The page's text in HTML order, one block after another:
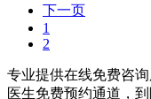
下一页
1
2
专业提供在线免费咨
医生免费预约通道，